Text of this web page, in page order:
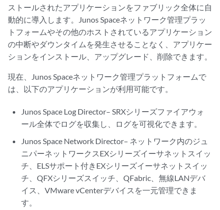
ストールされたアプリケーションをファブリック全体に自
動的に導入します。Junos Spaceネットワーク管理プラッ
トフォームやその他のホストされているアプリケーション
の中断やダウンタイムを発生させることなく、アプリケー
ションをインストール、アップグレード、削除できます。
現在、Junos Spaceネットワーク管理プラットフォームで
は、以下のアプリケーションが利用可能です。
Junos Space Log Director– SRXシリーズファイアウォ
ール全体でログを収集し、ログを可視化できます。
Junos Space Network Director– ネットワーク内のジュ
ニパーネットワークスEXシリーズイーサネットスイッ
チ、ELSサポート付きEXシリーズイーサネットスイッ
チ、QFXシリーズスイッチ、QFabric、無線LANデバ
イス、VMware vCenterデバイスを一元管理できま
す。